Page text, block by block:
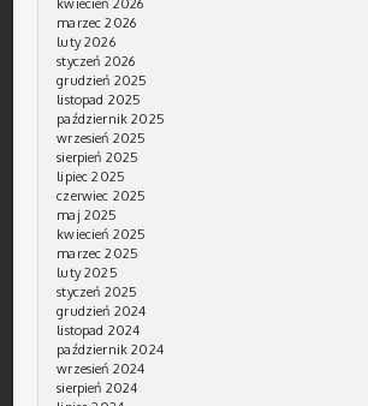
marzec 2026
luty 2026
styczeń 2026
grudzień 2025
listopad 2025
październik 2025
wrzesień 2025
sierpień 2025
lipiec 2025
czerwiec 2025
maj 2025
kwiecień 2025
marzec 2025
luty 2025
styczeń 2025
grudzień 2024
listopad 2024
październik 2024
wrzesień 2024
sierpień 2024